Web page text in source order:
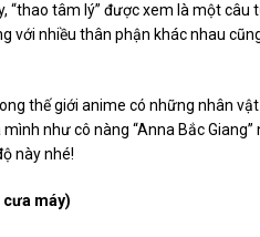
“thao tâm lý” được xem là một
với nhiều thân phận khác nhau
thế giới anime có những nhân
như cô nàng “Anna Bắc
này nhé!
máy)